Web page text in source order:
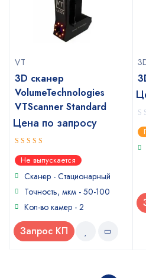
VT
3D сканер
VolumeTechnologies
VTScanner Standard
Цена по запросу
5out of 5
Не выпускается
Сканер - Стационарный
Точность, мкм - 50-100
Кол-во камер - 2
Запрос КП
0
of